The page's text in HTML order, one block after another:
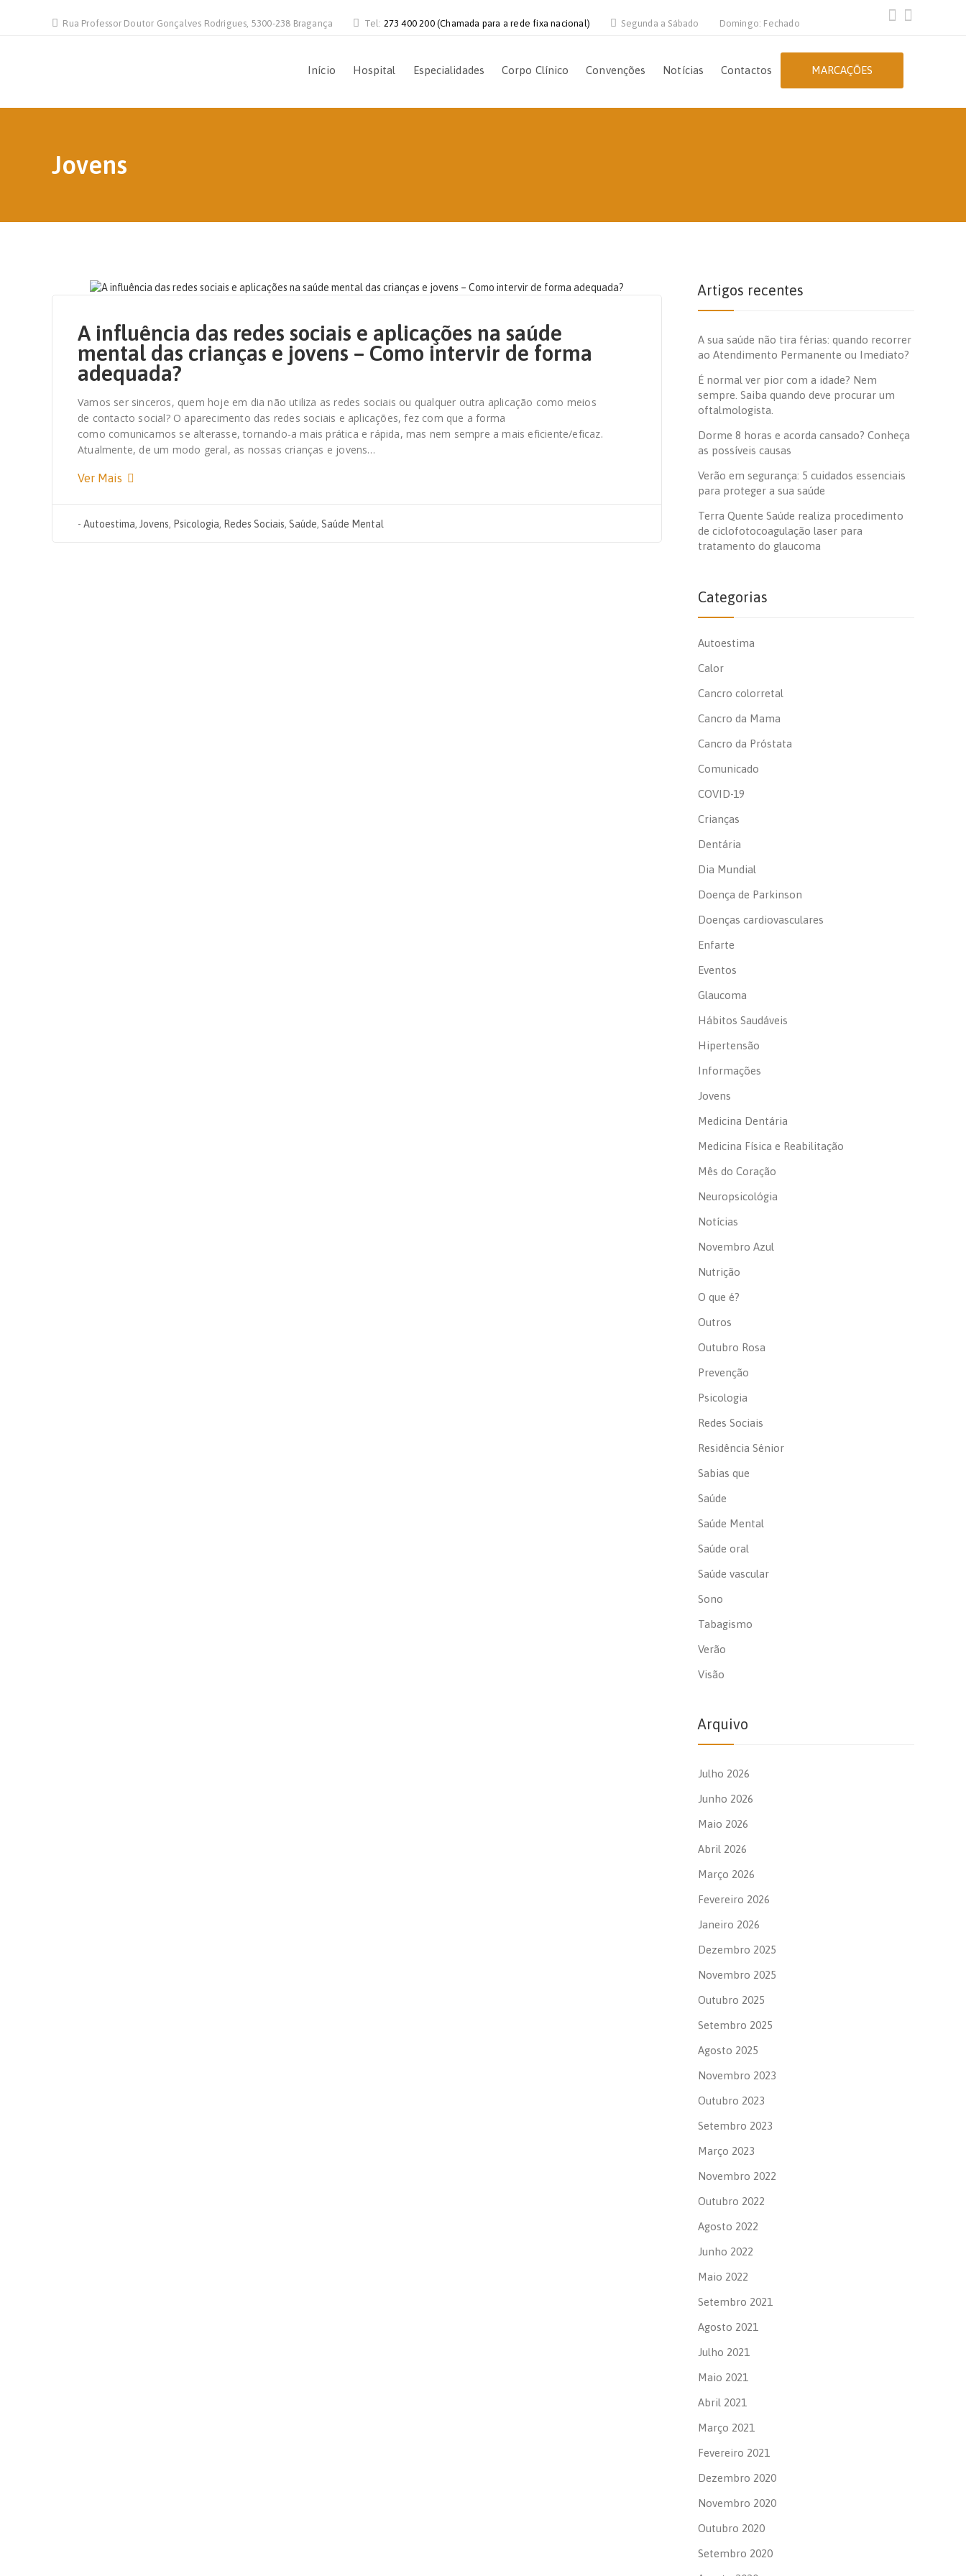
Rua Professor Doutor Gonçalves Rodrigues, 5300-238 Bragança Tel: 273 400 200 (Chamada para a rede fixa nacional) Segunda a Sábado Domingo: Fechado
Início Hospital Especialidades Corpo Clínico Convenções Notícias Contactos MARCAÇÕES
Jovens
A influência das redes sociais e aplicações na saúde
mental das crianças e jovens – Como intervir de forma
adequada?
Vamos ser sinceros, quem hoje em dia não utiliza as redes sociais ou qualquer outra aplicação como meios
de contacto social? O aparecimento das redes sociais e aplicações, fez com que a forma
como comunicamos se alterasse, tornando-a mais prática e rápida, mas nem sempre a mais eficiente/eficaz.
Atualmente, de um modo geral, as nossas crianças e jovens…
Ver Mais
- Autoestima, Jovens, Psicologia, Redes Sociais, Saúde, Saúde Mental
Artigos recentes
A sua saúde não tira férias: quando recorrer
ao Atendimento Permanente ou Imediato?
É normal ver pior com a idade? Nem
sempre. Saiba quando deve procurar um
oftalmologista.
Dorme 8 horas e acorda cansado? Conheça
as possíveis causas
Verão em segurança: 5 cuidados essenciais
para proteger a sua saúde
Terra Quente Saúde realiza procedimento
de ciclofotocoagulação laser para
tratamento do glaucoma
Categorias
Autoestima
Calor
Cancro colorretal
Cancro da Mama
Cancro da Próstata
Comunicado
COVID-19
Crianças
Dentária
Dia Mundial
Doença de Parkinson
Doenças cardiovasculares
Enfarte
Eventos
Glaucoma
Hábitos Saudáveis
Hipertensão
Informações
Jovens
Medicina Dentária
Medicina Física e Reabilitação
Mês do Coração
Neuropsicológia
Notícias
Novembro Azul
Nutrição
O que é?
Outros
Outubro Rosa
Prevenção
Psicologia
Redes Sociais
Residência Sénior
Sabias que
Saúde
Saúde Mental
Saúde oral
Saúde vascular
Sono
Tabagismo
Verão
Visão
Arquivo
Julho 2026
Junho 2026
Maio 2026
Abril 2026
Março 2026
Fevereiro 2026
Janeiro 2026
Dezembro 2025
Novembro 2025
Outubro 2025
Setembro 2025
Agosto 2025
Novembro 2023
Outubro 2023
Setembro 2023
Março 2023
Novembro 2022
Outubro 2022
Agosto 2022
Junho 2022
Maio 2022
Setembro 2021
Agosto 2021
Julho 2021
Maio 2021
Abril 2021
Março 2021
Fevereiro 2021
Dezembro 2020
Novembro 2020
Outubro 2020
Setembro 2020